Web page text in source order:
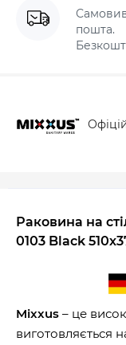
пошта.
Раковина на
0103 Black
Mixxus – це
виготовляється